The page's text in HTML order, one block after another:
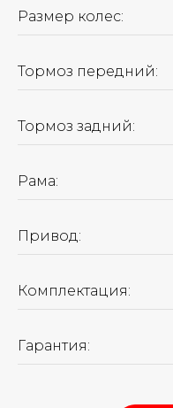
Размер колес:
Тормоз передний:
Тормоз задний:
Рама:
Привод:
Комплектация:
Гарантия:
ПОДОБРАТЬ
КОНКРЕТНО